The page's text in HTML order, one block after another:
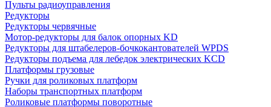
Пульты радиоуправления
Редукторы
Редукторы червячные
Мотор-редукторы для балок опорных KD
Редукторы для штабелеров-бочкокантователей WPDS
Редукторы подъема для лебедок электрических KCD
Платформы грузовые
Ручки для роликовых платформ
Наборы транспортных платформ
Роликовые платформы поворотные